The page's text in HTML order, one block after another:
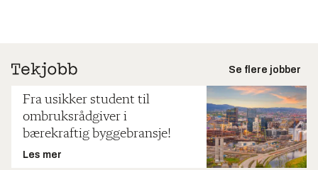
Se flere jobber
Fra usikker student til
ombruksrådgiver i
bærekraftig byggebransje!
Les mer